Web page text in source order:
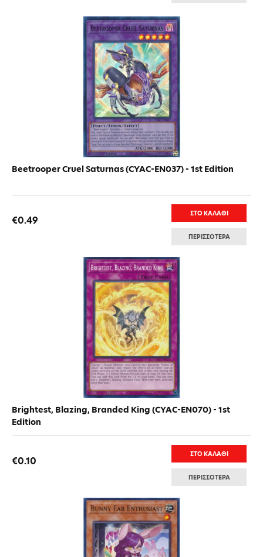
Beetrooper Cruel Saturnas (CYAC-EN037) - 1st Edition
€0.49
ΣΤΟ ΚΑΛΑΘΙ
ΠΕΡΙΣΣΟΤΕΡΑ
Brightest, Blazing, Branded King (CYAC-EN070) - 1st
Edition
€0.10
ΣΤΟ ΚΑΛΑΘΙ
ΠΕΡΙΣΣΟΤΕΡΑ